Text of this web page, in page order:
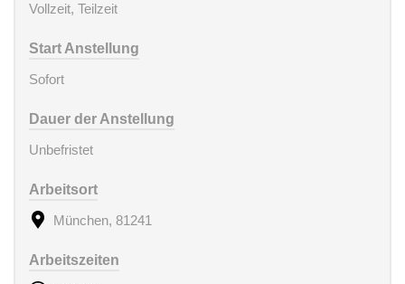
Vollzeit, Teilzeit
Start Anstellung
Sofort
Dauer der Anstellung
Unbefristet
Arbeitsort
München, 81241
Arbeitszeiten